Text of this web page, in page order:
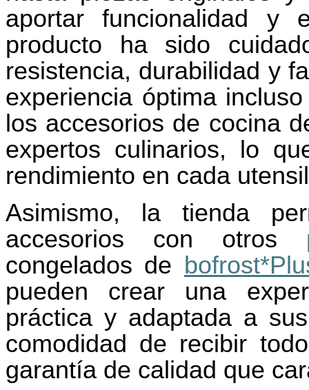
aportar funcionalidad y
producto ha sido
resistencia, durabilidad y
experiencia óptima
los accesorios de cocina
expertos culinarios, lo
rendimiento en cada
Asimismo, la tienda
accesorios con otros
congelados de
pueden crear una
práctica y adaptada a
comodidad de recibir
garantía de calidad que